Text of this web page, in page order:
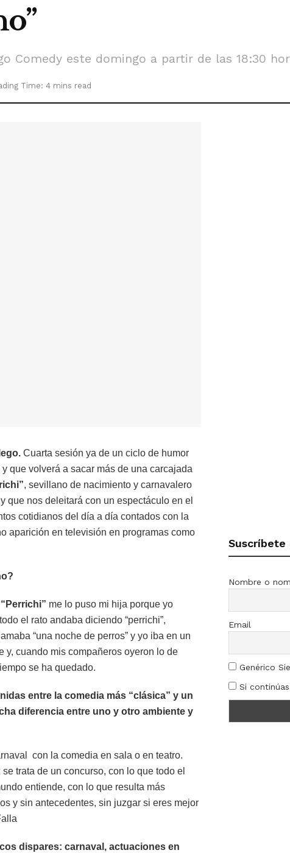
Comedy este domingo a partir de las 18:30
Time: 4 mins read
Cuarta sesión ya de un ciclo de humor
que volverá a sacar más de una carcajada
, sevillano de nacimiento y carnavalero
que nos deleitará con un espectáculo en el
cotidianos del día a día contados con la
aparición en televisión en programas como
“Perrichi” me lo puso mi hija porque yo
el rato andaba diciendo “perrichi”,
“una noche de perros” y yo iba en un
y, cuando mis compañeros oyeron lo de
se ha quedado.
entre la comedia más “clásica” y un
diferencia entre uno y otro ambiente y
con la comedia en sala o en teatro.
trata de un concurso, con lo que todo el
entiende, con lo que resulta más
y sin antecedentes, sin juzgar si eres mejor
dispares: carnaval, actuaciones en
Nombre o
Email
Genérico
Si